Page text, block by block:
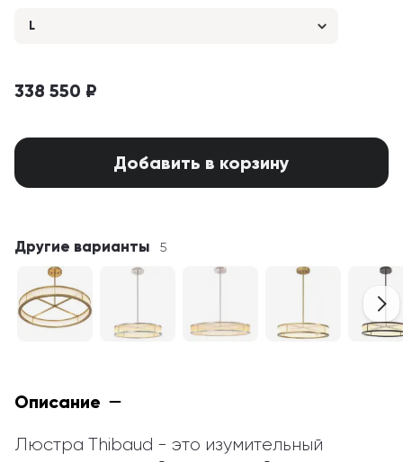
L
338 550 ₽
Добавить в корзину
Другие варианты 5
Описание
Люстра Thibaud - это изумительный